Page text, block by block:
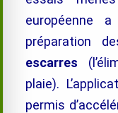
européenne
préparation
escarres
plaie).
permis